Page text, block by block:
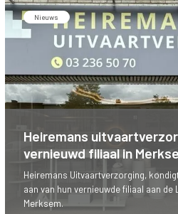
Nieuws
Heiremans
vernieuwd filiaal in
Heiremans Uitvaartverzorging,
aan van hun vernieuwde filiaal aan
Merksem.